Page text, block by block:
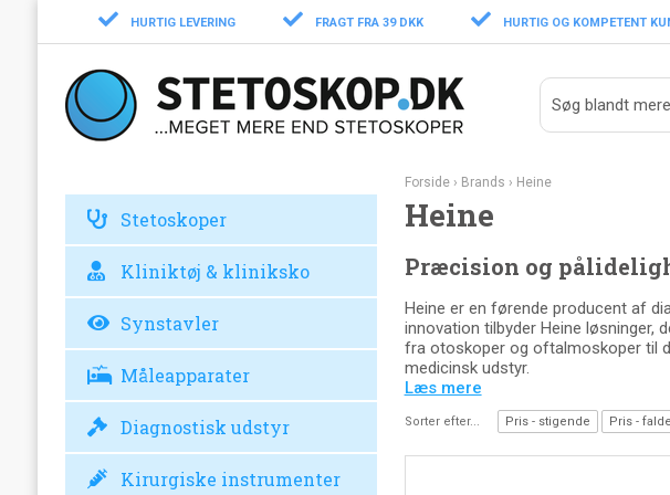
HURTIG LEVERING FRAGT FRA 39 DKK HURTIG OG KOMPETENT
Stetoskoper
Kliniktøj & kliniksko
Synstavler
Måleapparater
Diagnostisk udstyr
Kirurgiske instrumenter
Forside› Brands › Heine
Heine
Præcision og
Heine er en førende producent af
innovation tilbyder Heine løsninger,
fra otoskoper og oftalmoskoper til
medicinsk udstyr.
Læs mere
Sorter efter... Pris - stigende Pris -